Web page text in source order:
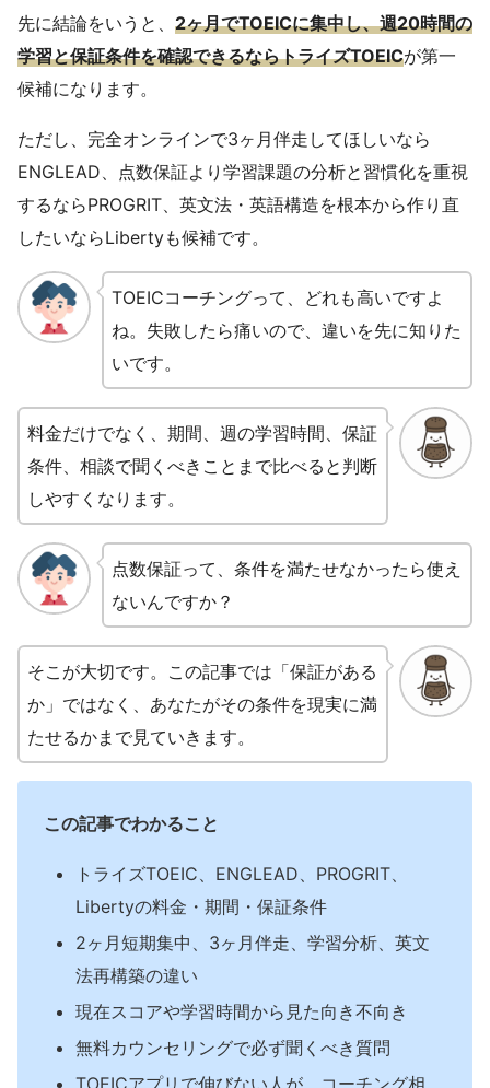
先に結論をいうと、 2ヶ月でTOEICに集中し、週20時間の
学習と保証条件を確認できるならトライズTOEICが第一
候補になります。
ただし、完全オンラインで3ヶ月伴走してほしいなら
ENGLEAD、点数保証より学習課題の分析と習慣化を重視
するならPROGRIT、英文法・英語構造を根本から作り直
したいならLibertyも候補です。
TOEICコーチングって、どれも高いですよ
ね。失敗したら痛いので、違いを先に知りた
いです。
料金だけでなく、期間、週の学習時間、保証
条件、相談で聞くべきことまで比べると判断
しやすくなります。
点数保証って、条件を満たせなかったら使え
ないんですか？
そこが大切です。この記事では「保証がある
か」ではなく、あなたがその条件を現実に満
たせるかまで見ていきます。
この記事でわかること
トライズTOEIC、ENGLEAD、PROGRIT、
Libertyの料金・期間・保証条件
2ヶ月短期集中、3ヶ月伴走、学習分析、英文
法再構築の違い
現在スコアや学習時間から見た向き不向き
無料カウンセリングで必ず聞くべき質問